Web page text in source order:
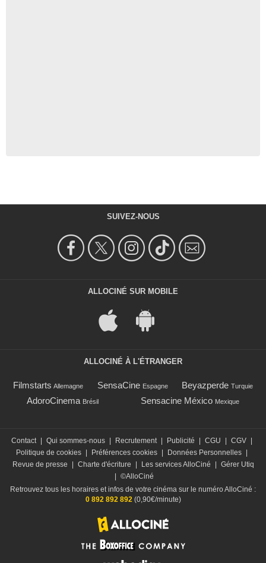
SUIVEZ-NOUS
ALLOCINÉ SUR MOBILE
ALLOCINÉ À L'ÉTRANGER
Filmstarts Allemagne SensaCine Espagne Beyazperde Turquie
AdoroCinema Brésil Sensacine México Mexique
Contact Qui sommes-nous Recrutement Publicité CGU CGV
Politique de cookies
Préférences cookies Données Personnelles
Revue de presse
Charte d'écriture Les services AlloCiné
Gérer Utiq
©AlloCiné
Retrouvez tous les horaires et infos de votre cinéma sur le numéro AlloCiné :
0 892 892 892(0,90€/minute)